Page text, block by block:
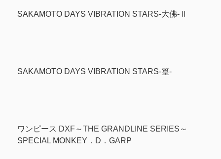
SAKAMOTO DAYS VIBRATION STARS-大佛-Ⅱ
SAKAMOTO DAYS VIBRATION STARS-篁-
ワンピース DXF～THE GRANDLINE SERIES～
SPECIAL MONKEY．D．GARP